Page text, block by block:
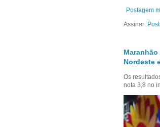
Postagem
Assinar:
Nordeste
Os
nota 3,8 no